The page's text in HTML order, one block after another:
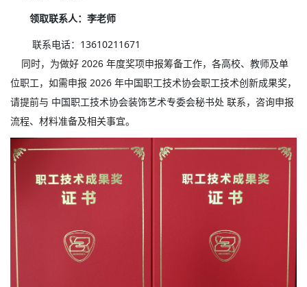
领取联系人： 李老师
联系电话：13610211671
同时，为做好 2026 年度奖项申报筹备工作， 各高校、教师及单
位职工，如需申报 2026 年中国职工技术协会职工技术创新成果奖，
请提前与 中国职工技术协会装饰艺术专委会秘书处 联系，咨询申报
流程、材料准备及相关事宜。